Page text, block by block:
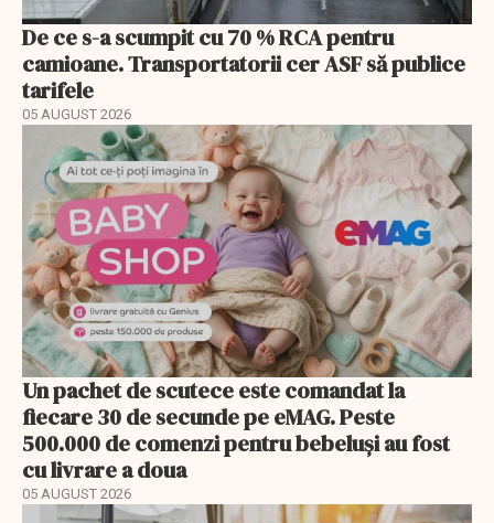
De ce s-a scumpit cu 70 % RCA pentru
camioane. Transportatorii cer ASF să publice
tarifele
05 AUGUST 2026
Un pachet de scutece este comandat la
fiecare 30 de secunde pe eMAG. Peste
500.000 de comenzi pentru bebeluși au fost
cu livrare a doua
05 AUGUST 2026